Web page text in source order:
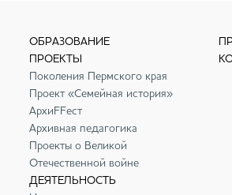
ОБРАЗОВАНИЕ
ПРОЕКТЫ
Поколения Пермского края
Проект «Семейная история»
АрхиFFест
Архивная педагогика
Проекты о Великой
Отечественной войне
ДЕЯТЕЛЬНОСТЬ